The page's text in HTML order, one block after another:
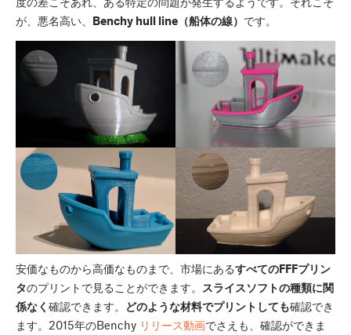
が、悪名高い、 Benchy hull line（船体の線） です。
安価なものから高価なものまで、市場にあるすべてのFFFプリン
タのプリントで見ることができます。
スライスソフトの種類に関
係なく 確認できます。 どのような材料でプリントしても確認でき
ます。2015年のBenchy リリース動画でさえも、確認ができま